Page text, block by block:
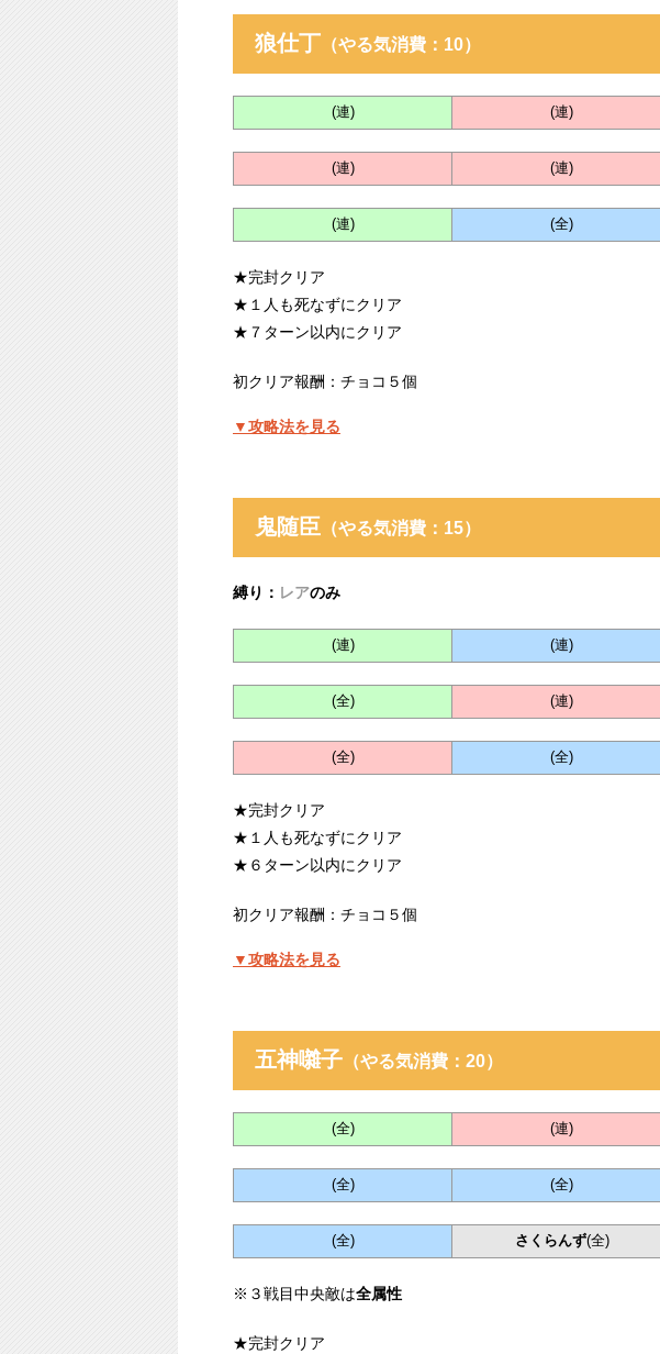
狼仕丁 （やる気消費：10）
(連) (連)
(連) (連)
(連) (全)
★完封クリア
★１人も死なずにクリア
★７ターン以内にクリア
初クリア報酬：チョコ５個
▼攻略法を見る
鬼随臣 （やる気消費：15）
縛り： レアのみ
(連) (連)
(全) (連)
(全) (全)
★完封クリア
★１人も死なずにクリア
★６ターン以内にクリア
初クリア報酬：チョコ５個
▼攻略法を見る
五神囃子 （やる気消費：20）
(全) (連)
(全) (全)
(全) さくらんず(全)
※３戦目中央敵は全属性
★完封クリア